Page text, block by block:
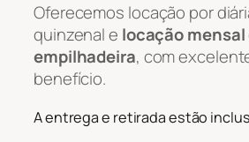
Oferecemos locação por
quinzenal e locação mensal
empilhadeira, com
benefício.
A entrega e retirada estão